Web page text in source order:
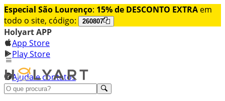
Especial São Lourenço: 15% de DESCONTO EXTRA em
todo o site, código:
260807
Holyart APP
App Store
Play Store
Ajuda e contatos
Conheça premium